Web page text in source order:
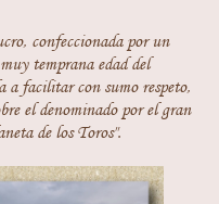
confeccionada por un
temprana edad del
a facilitar con sumo respeto,
el denominado por el gran
de los Toros".